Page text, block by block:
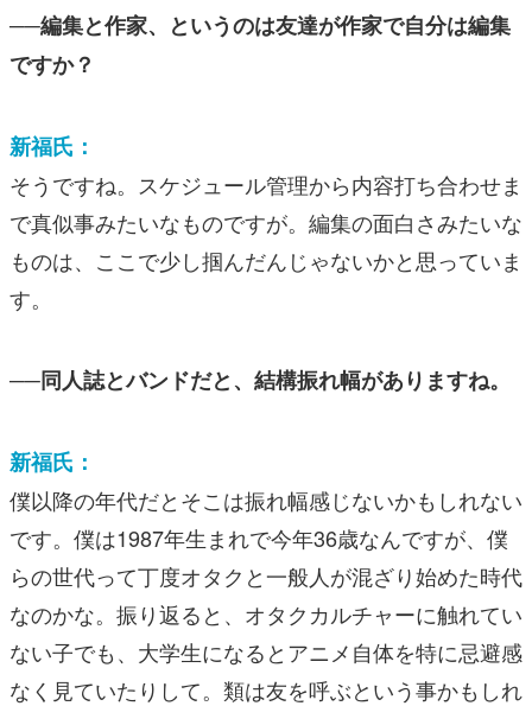
──編集と作家、というのは友達が作家で自分は編集
ですか？
新福氏：
そうですね。スケジュール管理から内容打ち合わせま
で真似事みたいなものですが。編集の面白さみたいな
ものは、ここで少し掴んだんじゃないかと思っていま
す。
──同人誌とバンドだと、結構振れ幅がありますね。
新福氏：
僕以降の年代だとそこは振れ幅感じないかもしれない
です。僕は1987年生まれで今年36歳なんですが、僕
らの世代って丁度オタクと一般人が混ざり始めた時代
なのかな。振り返ると、オタクカルチャーに触れてい
ない子でも、大学生になるとアニメ自体を特に忌避感
なく見ていたりして。類は友を呼ぶという事かもしれ